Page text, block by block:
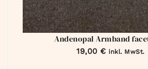
Andenopal Armband
19,00 € inkl. MwSt.